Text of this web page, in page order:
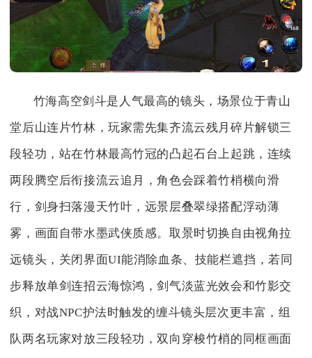
竹海高空剑斗是人气最高的镜头，场景位于青山
堂后山连片竹林，玩家需先集齐流云残月碎片解锁三
段轻功，站在竹林最高竹冠的凸起石台上起跳，连续
两段腾空后衔接流云追月，角色会踩着竹梢横向滑
行，剑身扫落漫天竹叶，远景层叠翠绿搭配浮动薄
雾，画面自带水墨武侠质感。取景时切换自由视角拉
远镜头，关闭界面UI能消除血条、技能栏遮挡，若同
步释放单剑连招云海惊鸿，剑气淡蓝光效会和竹影交
织，对战NPC护法时触发的缠斗镜头层次更丰富，组
队两名玩家对放三段轻功，双向穿梭竹梢的同框画面